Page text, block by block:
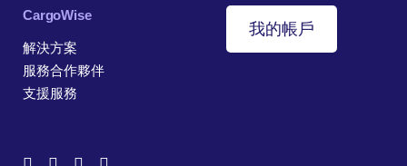
CargoWise
解決方案
服務合作夥伴
支援服務
我的帳戶